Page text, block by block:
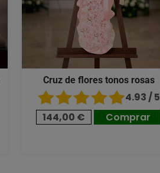
Cruz de flores tonos rosas
4.93 / 5
144,00 €
Comprar